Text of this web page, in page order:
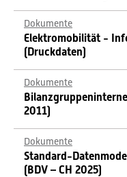
Dokumente
Elektromobilität -
(Druckdaten)
Dokumente
2011)
Dokumente
Standard-
(BDV – CH 2025)